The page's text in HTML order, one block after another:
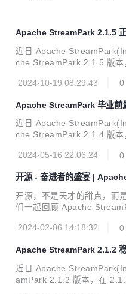
Apache StreamPark 2.1.5
远吗
近日 Apache
che StreamPark 2.1.5 版本
2。在本次发布，进一步优
修复一些历史 BUG，该版
发者参与开发和测试，感谢
github.com/apache/
2024-10-19 08:29:43 0
Apache StreamPark 毕业前
近日 Apache
che StreamPark 2.1.4 版本
版本，助力业务起飞，我们
Flink 1.19，简化了项目的
的能力做了充分验证，修复
是目前推荐的稳定版本，建
ub: https://github.com/
2024-05-16 22:06:24 0
开源 - 奋进者的盛宴 |
开源，不是天才的甜点，而
们一起回顾 Apache
2024-02-06 14:18:32 0
Apache StreamPark 2.1.2
近日 Apache
amPark 2.1.2 版本，在